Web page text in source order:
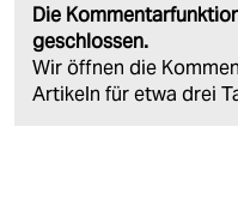
Die
geschlossen.
Wir öffnen die
Artikeln für etwa drei